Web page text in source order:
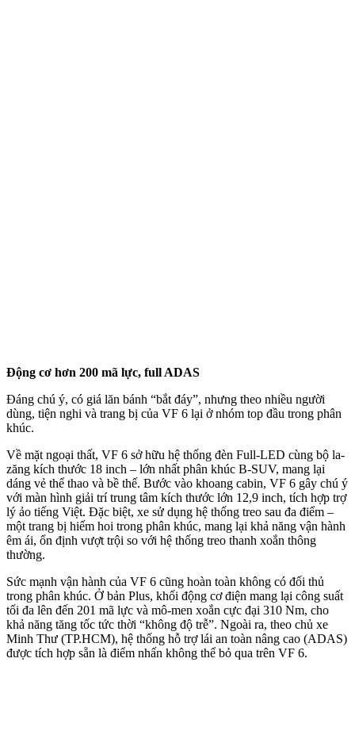
Động cơ hơn 200 mã lực, full ADAS
Đáng chú ý, có giá lăn bánh “bắt đáy”, nhưng theo nhiều người
dùng, tiện nghi và trang bị của VF 6 lại ở nhóm top đầu trong phân
khúc.
Về mặt ngoại thất, VF 6 sở hữu hệ thống đèn Full-LED cùng bộ la-
zăng kích thước 18 inch – lớn nhất phân khúc B-SUV, mang lại
dáng vẻ thể thao và bề thế. Bước vào khoang cabin, VF 6 gây chú ý
với màn hình giải trí trung tâm kích thước lớn 12,9 inch, tích hợp trợ
lý ảo tiếng Việt. Đặc biệt, xe sử dụng hệ thống treo sau đa điểm –
một trang bị hiếm hoi trong phân khúc, mang lại khả năng vận hành
êm ái, ổn định vượt trội so với hệ thống treo thanh xoắn thông
thường.
Sức mạnh vận hành của VF 6 cũng hoàn toàn không có đối thủ
trong phân khúc. Ở bản Plus, khối động cơ điện mang lại công suất
tối đa lên đến 201 mã lực và mô-men xoắn cực đại 310 Nm, cho
khả năng tăng tốc tức thời “không độ trễ”. Ngoài ra, theo chủ xe
Minh Thư (TP.HCM), hệ thống hỗ trợ lái an toàn nâng cao (ADAS)
được tích hợp sẵn là điểm nhấn không thể bỏ qua trên VF 6.